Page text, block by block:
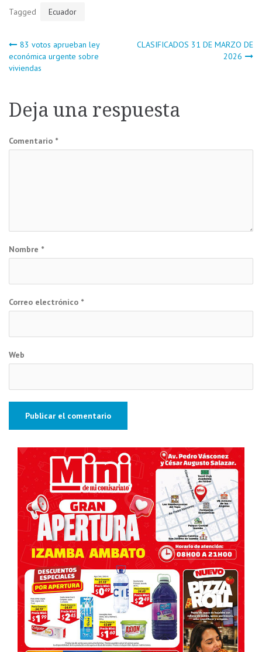
Tagged Ecuador
Navegación
de
entradas
83 votos aprueban ley
económica urgente sobre
viviendas
CLASIFICADOS 31 DE MARZO DE
2026
Deja una respuesta
Comentario *
Nombre *
Correo electrónico *
Web